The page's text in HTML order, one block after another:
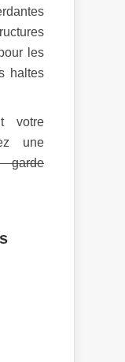
les
haltes
votre
une